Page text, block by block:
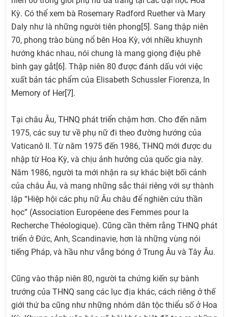
Kỳ. Có thể xem bà Rosemary Radford Ruether và Mary
Daly như là những người tiên phong[5]. Sang thập niên
70, phong trào bùng nổ bên Hoa Kỳ, với nhiều khuynh
hướng khác nhau, nói chung là mang giọng điệu phê
bình gay gắt[6]. Thập niên 80 được đánh dấu với việc
xuất bản tác phẩm của Elisabeth Schussler Fiorenza, In
Memory of Her[7].
Tại châu Âu, THNQ phát triển chậm hơn. Cho đến năm
1975, các suy tư về phụ nữ đi theo đường hướng của
Vaticanô II. Từ năm 1975 đến 1986, THNQ mới được du
nhập từ Hoa Kỳ, và chịu ảnh hưởng của quốc gia này.
Năm 1986, người ta mới nhận ra sự khác biệt bối cảnh
của châu Âu, và mang những sắc thái riêng với sự thành
lập “Hiệp hội các phụ nữ Âu châu để nghiên cứu thần
học” (Association Européene des Femmes pour la
Recherche Théologique). Cũng cần thêm rằng THNQ phát
triển ở Đức, Anh, Scandinavie, hơn là những vùng nói
tiếng Pháp, và hầu như vắng bóng ở Trung Âu và Tây Âu.
Cũng vào thập niên 80, người ta chứng kiến sự bành
trướng của THNQ sang các lục địa khác, cách riêng ở thế
giới thứ ba cũng như những nhóm dân tộc thiểu số ở Hoa